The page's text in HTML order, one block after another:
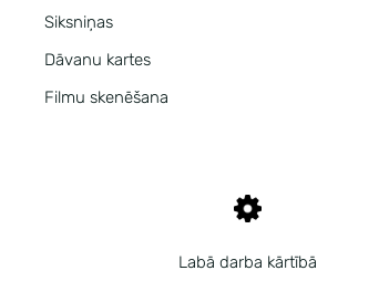
Siksniņas
Dāvanu kartes
Filmu skenēšana
Labā darba kārtībā